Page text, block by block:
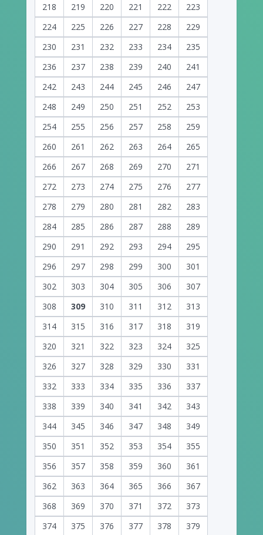
218
219 220 221 222
223
224
225 226 227 228
229
230
231 232 233 234
235
236
237 238 239 240
241
242
243 244 245 246
247
248
249 250 251 252
253
254
255 256 257 258
259
260
261 262 263 264
265
266
267 268 269 270
271
272
273 274 275 276
277
278
279 280 281 282
283
284
285 286 287 288
289
290
291 292 293 294
295
296
297 298 299 300
301
302
303 304 305 306
307
308
309 310 311 312
313
314
315 316 317 318
319
320
321 322 323 324
325
326
327 328 329 330
331
332
333 334 335 336
337
338
339 340 341 342
343
344
345 346 347 348
349
350
351 352 353 354
355
356
357 358 359 360
361
362
363 364 365 366
367
368
369 370 371 372
373
374
375 376 377 378 379